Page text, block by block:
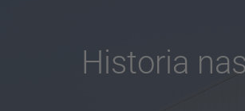
Historia